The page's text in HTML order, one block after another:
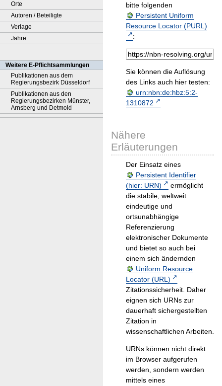
Orte
Autoren / Beteiligte
Verlage
Jahre
Weitere E-Pflichtsammlungen
Publikationen aus dem
Regierungsbezirk Düsseldorf
Publikationen aus den
Regierungsbezirken Münster,
Arnsberg und Detmold
bitte folgenden
Persistent Uniform
Resource Locator (PURL)
:
Sie können die Auflösung
des Links auch hier testen:
urn:nbn:de:hbz:5:2-
1310872
Nähere
Erläuterungen
Der Einsatz eines
Persistent Identifier
(hier: URN)
ermöglicht
die stabile, weltweit
eindeutige und
ortsunabhängige
Referenzierung
elektronischer Dokumente
und bietet so auch bei
einem sich ändernden
Uniform Resource
Locator (URL)
Zitationssicherheit. Daher
eignen sich URNs zur
dauerhaft sichergestellten
Zitation in
wissenschaftlichen Arbeiten.
URNs können nicht direkt
im Browser aufgerufen
werden, sondern werden
mittels eines